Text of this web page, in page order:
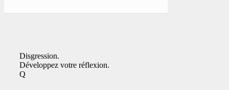
Disgression.
Développez votre réflexion.
Q